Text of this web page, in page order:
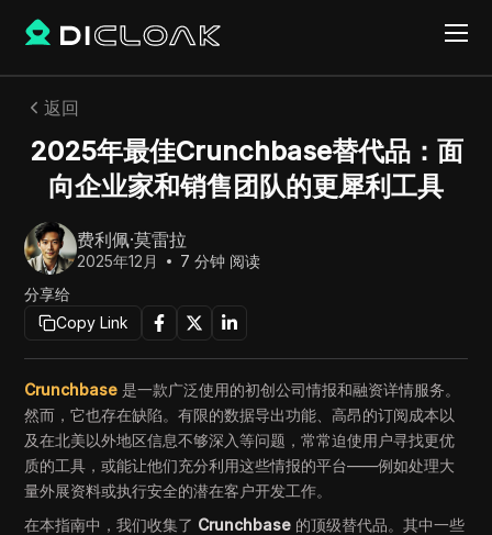
返回
2025年最佳Crunchbase替代品：面
向企业家和销售团队的更犀利工具
费利佩·莫雷拉
2025年12月 7 分钟 阅读
分享给
Copy Link
Crunchbase 是一款广泛使用的初创公司情报和融资详情服务。
然而，它也存在缺陷。有限的数据导出功能、高昂的订阅成本以
及在北美以外地区信息不够深入等问题，常常迫使用户寻找更优
质的工具，或能让他们充分利用这些情报的平台——例如处理大
量外展资料或执行安全的潜在客户开发工作。
在本指南中，我们收集了 Crunchbase 的顶级替代品。其中一些